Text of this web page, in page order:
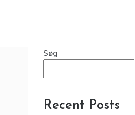
Fynsk kaffeløsning
Danskernes
Online
nemmere, sjovere